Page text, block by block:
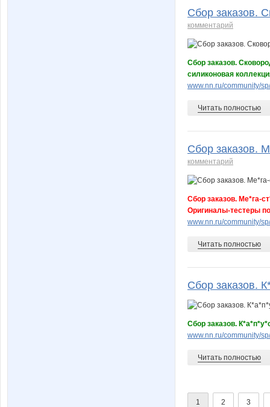
Сбор заказов.
комментарий
Сбор заказов.
силиконовая
www.nn.ru/community/
Читать полностью
Сбор заказов.
комментарий
Сбор заказов. Ме*га-
Оригиналы-тестеры
www.nn.ru/community/
Читать полностью
Сбор заказов.
Сбор заказов.
www.nn.ru/community/
Читать полностью
1 2 3